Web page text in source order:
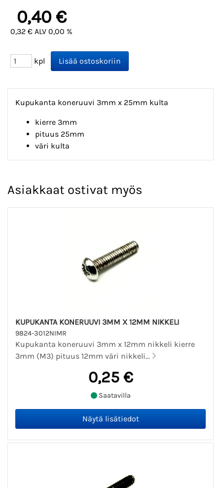
0,40 €
0,32 € ALV 0,00 %
kpl
Kupukanta koneruuvi 3mm x 25mm kulta
kierre 3mm
pituus 25mm
väri kulta
Asiakkaat ostivat myös
KUPUKANTA KONERUUVI 3MM X 12MM NIKKELI
9824-3012NIMR
Kupukanta koneruuvi 3mm x 12mm nikkeli kierre
3mm (M3) pituus 12mm väri nikkeli...
0,25 €
Saatavilla